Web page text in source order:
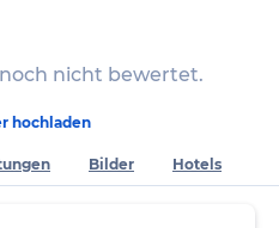
nicht bewertet.
hochladen
Bilder Hotels